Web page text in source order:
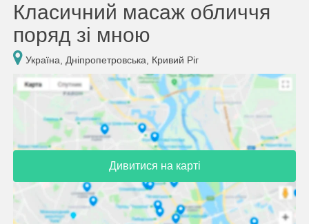
Класичний масаж обличчя
поряд зі мною
Україна, Дніпропетровська, Кривий Ріг
Дивитися на карті